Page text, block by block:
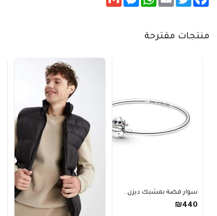
منتجات مقترحة
سوار فضة بمشبك ديزن..
₪440